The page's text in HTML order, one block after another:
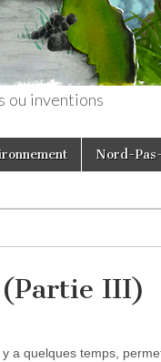
ou inventions
Nord-
(Partie III)
a quelques temps,